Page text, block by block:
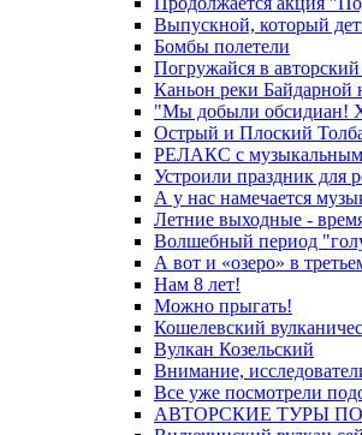
Выпускной, который
Бомбы полетели
Погружайся в
Каньон реки Байдарной
"Мы добыли обсидиан!
Острый и Плоский
РЕЛАКС с музыкальным
Устроили праздник для
А у нас намечается
Летние выходные -
Волшебный период
А вот и «озеро» в
Нам 8 лет!
Можно прыгать!
Кошелевский
Вулкан Козельский
Внимание,
Все уже посмотрели
АВТОРСКИЕ ТУРЫ ПО